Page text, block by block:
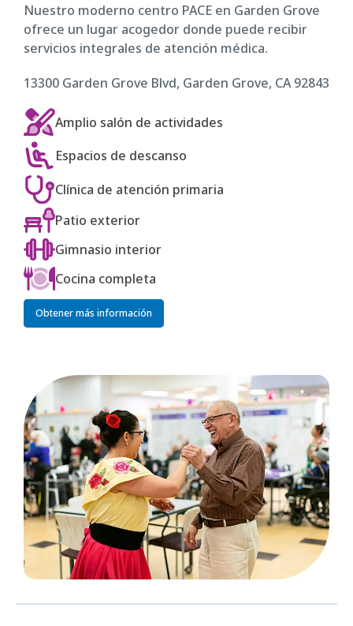
Nuestro moderno centro PACE en Garden Grove
ofrece un lugar acogedor donde puede recibir
servicios integrales de atención médica.
13300 Garden Grove Blvd, Garden Grove, CA 92843
Amplio salón de actividades
Espacios de descanso
Clínica de atención primaria
Patio exterior
Gimnasio interior
Cocina completa
Obtener más información